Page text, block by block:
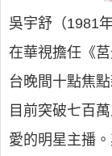
吳宇舒（1981
在華視擔任《
台晚間十點焦
目前突破七百
愛的明星主播